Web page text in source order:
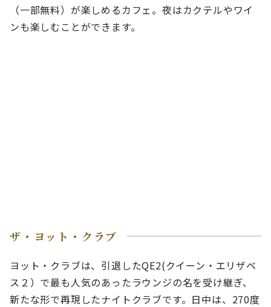
（一部無料）が楽しめるカフェ。夜はカクテルやワイ
ンも楽しむことができます。
ザ・ヨット・クラブ
ヨット・クラブは、引退したQE2(クイーン・エリザベ
ス２）で最も人気のあったラウンジの名を受け継ぎ、
新たな形で再現したナイトクラブです。日中は、270度